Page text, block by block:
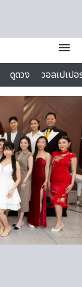
menu
ดูดวง
วอลเปเป